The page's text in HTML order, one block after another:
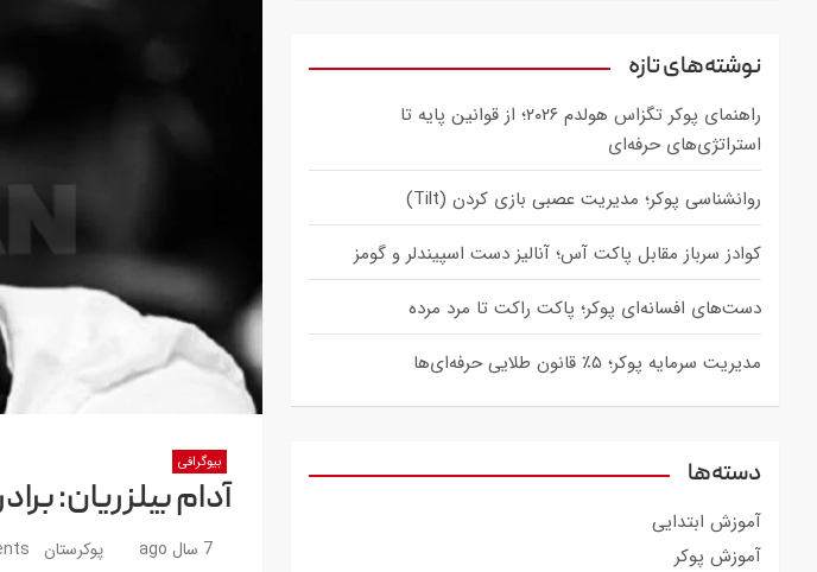
بیوگرافی
آدام بیلزریان:
7 سال ago پوکرستان
c
نوشته‌های تازه
راهنمای پوکر تگزاس هولدم ۲۰۲۶؛ از قوانین پایه تا
استراتژی‌های حرفه‌ای
روانشناسی پوکر؛ مدیریت عصبی بازی کردن (Tilt)
کوادز سرباز مقابل پاکت آس؛ آنالیز دست اسپیندلر و گومز
دست‌های افسانه‌ای پوکر؛ پاکت راکت تا مرد مرده
مدیریت سرمایه پوکر؛ ۵٪ قانون طلایی حرفه‌ای‌ها
دسته‌ها
آموزش ابتدایی
آموزش پوکر